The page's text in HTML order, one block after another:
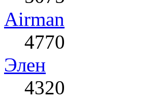
Airman
4770
Элен
4320